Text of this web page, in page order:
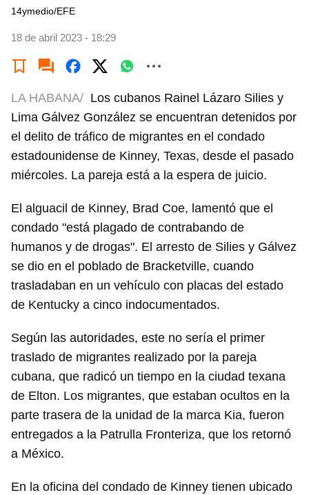
14ymedio/EFE
18 de abril 2023 - 18:29
LA HABANA/ Los cubanos Rainel Lázaro Silies y
Lima Gálvez González se encuentran detenidos por
el delito de tráfico de migrantes en el condado
estadounidense de Kinney, Texas, desde el pasado
miércoles. La pareja está a la espera de juicio.
El alguacil de Kinney, Brad Coe, lamentó que el
condado "está plagado de contrabando de
humanos y de drogas". El arresto de Silies y Gálvez
se dio en el poblado de Bracketville, cuando
trasladaban en un vehículo con placas del estado
de Kentucky a cinco indocumentados.
Según las autoridades, este no sería el primer
traslado de migrantes realizado por la pareja
cubana, que radicó un tiempo en la ciudad texana
de Elton. Los migrantes, que estaban ocultos en la
parte trasera de la unidad de la marca Kia, fueron
entregados a la Patrulla Fronteriza, que los retornó
a México.
En la oficina del condado de Kinney tienen ubicado